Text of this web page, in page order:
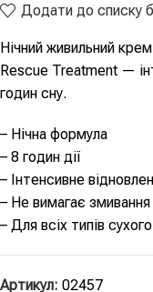
Додати до списку
Нічний живильний
Rescue Treatment —
годин сну.
– Нічна формула
– 8 годин дії
– Інтенсивне
– Не вимагає змивання
– Для всіх типів
Артикул: 02457